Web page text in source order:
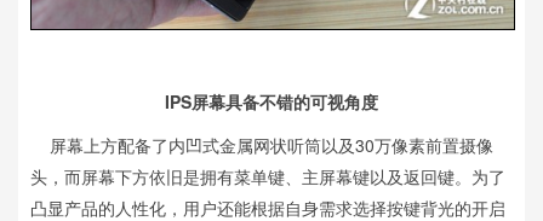
IPS屏幕具备不错的可视角度
屏幕上方配备了内凹式金属网状听筒以及30万像素前置摄像
头，而屏幕下方依旧是拥有菜单键、主屏幕键以及返回键。为了
凸显产品的人性化，用户还能根据自身需求选择按键背光的开启